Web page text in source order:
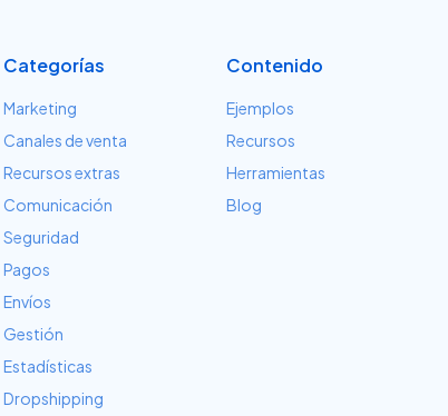
Categorías
Marketing
Canales de venta
Recursos extras
Comunicación
Seguridad
Pagos
Envíos
Gestión
Estadísticas
Dropshipping
Contenido
Ejemplos
Recursos
Herramientas
Blog